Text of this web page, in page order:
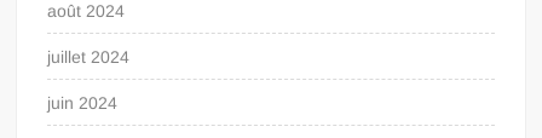
août 2024
juillet 2024
juin 2024